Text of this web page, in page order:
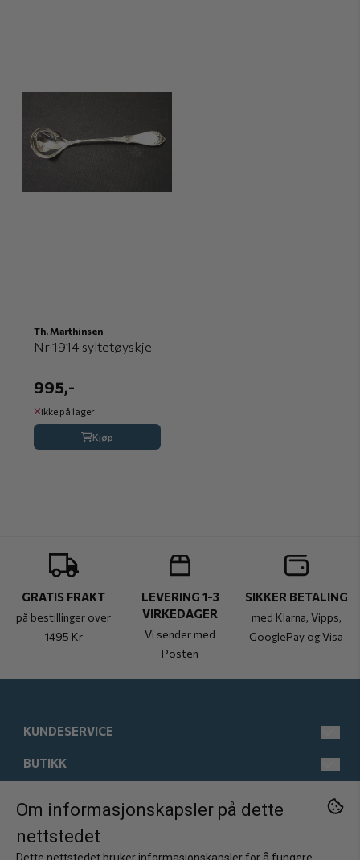
Th. Marthinsen
Nr 1914 syltetøyskje
995,-
Ikke på lager
Kjøp
GRATIS FRAKT
på bestillinger over
1495 Kr
LEVERING 1-3
VIRKEDAGER
Vi sender med
Posten
SIKKER BETALING
med Klarna, Vipps,
GooglePay og Visa
KUNDESERVICE
post@kistebunn.no
Tlf: 958 11 529
Man-Fre kl 9-17
Østregate 21
2317 Hamar
BUTIKK
Salgsbetingelser
Kontakt oss
Om oss
FØLG OSS
Facebook
Om informasjonskapsler på dette
nettstedet